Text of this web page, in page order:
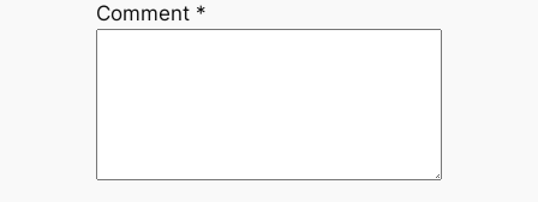
Comment *